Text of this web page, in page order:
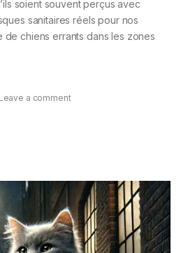
soient souvent perçus avec
sanitaires réels pour nos
de chiens errants dans les zones
Leave a comment